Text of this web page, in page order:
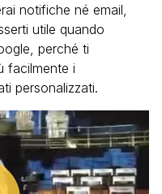
notifiche né email,
utile quando
perché ti
facilmente i
personalizzati.